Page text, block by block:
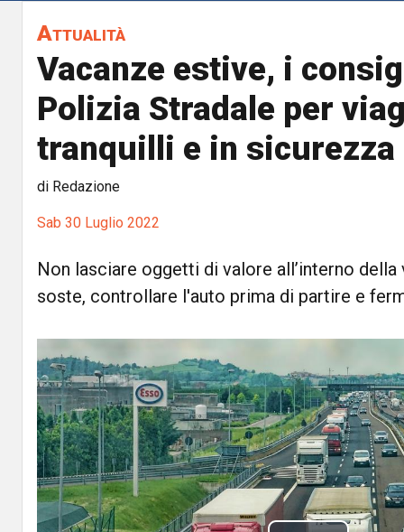
Attualità
Vacanze estive, i
Polizia Stradale per
tranquilli e in sicurezza
di Redazione
Sab 30 Luglio 2022
Non lasciare oggetti di valore all’interno della
soste, controllare l'auto prima di partire e